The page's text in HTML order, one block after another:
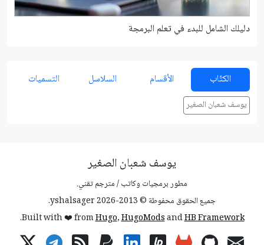
دليلك الشامل للبدء في تعلم البرمجة
الكتّاب الأقسام السلاسل التسميات
يوسف شعبان الصغير
يوسف شعبان الصغير
مطور برمجيات وكاتب / مترجم تقني.
جميع الحقوق محفوطة © 2013-2026 yshalsager.
Built with ❤️ fromHugo,HugoModsandHB Framework
.